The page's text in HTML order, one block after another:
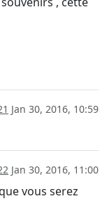
Jan 30, 2016, 10:59
Jan 30, 2016, 11:00
vous serez